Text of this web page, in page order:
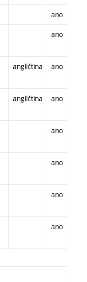
ano
ano
angličtina ano
angličtina ano
ano
ano
ano
ano